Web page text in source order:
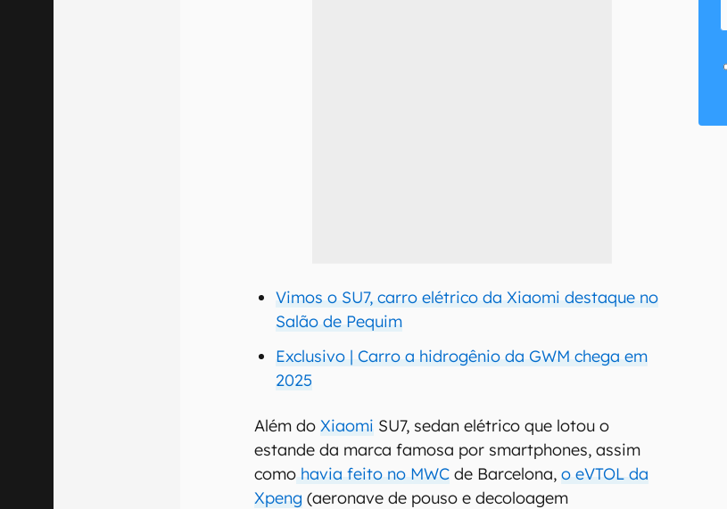
Vimos o SU7, carro elétrico da Xiaomi destaque no
Salão de Pequim
Exclusivo | Carro a hidrogênio da GWM chega em
2025
Além doXiaomi SU7, sedan elétrico que lotou o
estande da marca famosa por smartphones, assim
como havia feito no MWC de Barcelona,o eVTOL da
Xpeng (aeronave de pouso e decoloagem